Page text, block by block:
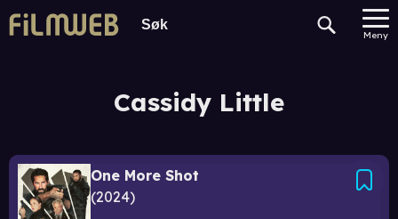
Meny
Cassidy Little
One More Shot
2024